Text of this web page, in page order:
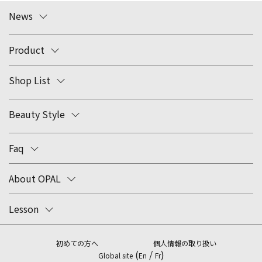
News
Product
Shop List
Beauty Style
Faq
About OPAL
Lesson
初めての方へ
個人情報の取り扱い
Global site(En / Fr)